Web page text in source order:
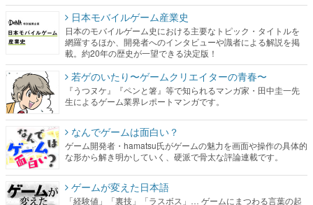
日本モバイルゲーム産業史
日本のモバイルゲーム史における主要なトピック・タイトルを
網羅するほか、開発者へのインタビューや識者による解説を掲
載。約20年の歴史が一望できる決定版！
若ゲのいたり〜ゲームクリエイターの青春〜
『うつヌケ』『ペンと箸』等で知られるマンガ家・田中圭一先
生によるゲーム業界レポートマンガです。
なんでゲームは面白い？
ゲーム開発者・hamatsu氏がゲームの魅力を画面や操作の具体的
な形から解き明かしていく、硬派で骨太な評論連載です。
ゲームが変えた日本語
「経験値」「裏技」「ラスボス」… ゲームにまつわる言葉の起